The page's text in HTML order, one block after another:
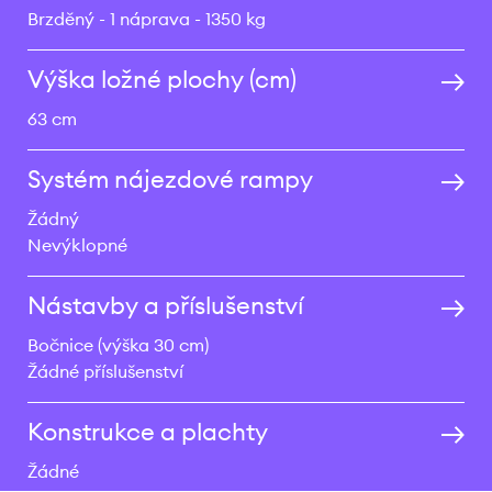
Brzděný 1 náprava 1350 kg
Výška ložné plochy (cm)
63 cm
Systém nájezdové rampy
Žádný
Nevýklopné
Nástavby a příslušenství
Bočnice (výška 30 cm)
Žádné příslušenství
Konstrukce a plachty
Žádné